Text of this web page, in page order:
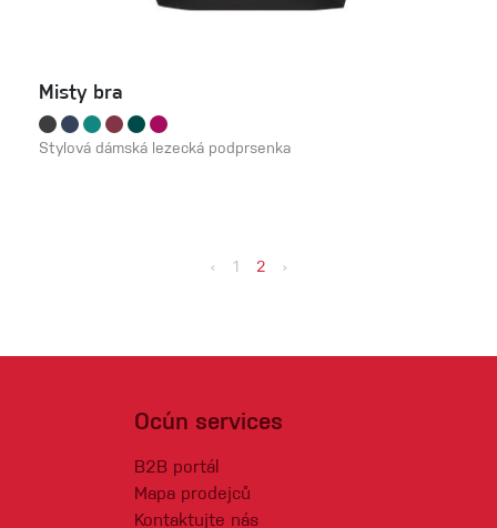
Misty bra
Stylová dámská lezecká podprsenka
‹ 1 2 ›
Ocún services
B2B portál
Mapa prodejců
Kontaktujte nás